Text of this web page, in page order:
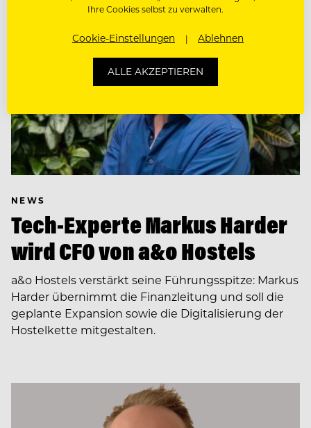
NEWS
Tech-Experte Markus Harder
wird CFO von a&o Hostels
a&o Hostels verstärkt seine Führungsspitze: Markus
Harder übernimmt die Finanzleitung und soll die
geplante Expansion sowie die Digitalisierung der
Hostelkette mitgestalten.
Ihre Cookies selbst zu verwalten.
Cookie-Einstellungen Ablehnen
ALLE AKZEPTIEREN